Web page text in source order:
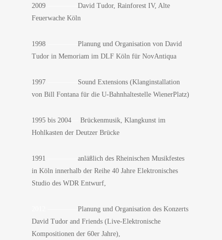
2009 ————-David Tudor, Rainforest IV, Alte
Feuerwache Köln
1998 ————-Planung und Organisation von David
Tudor in Memoriam im DLF Köln für NovAntiqua
1997
Sound Extensions (Klanginstallation
von Bill Fontana für die U-Bahnhaltestelle WienerPlatz)
1995 bis 2004
Brückenmusik, Klangkunst im
Hohlkasten der Deutzer Brücke
1991 ————-anläßlich des Rheinischen Musikfestes
in Köln innerhalb der Reihe 40 Jahre Elektronisches
Studio des WDR Entwurf,
2012 ————-Planung und Organisation des Konzerts
David Tudor and Friends (Live-Elektronische
Kompositionen der 60er Jahre),